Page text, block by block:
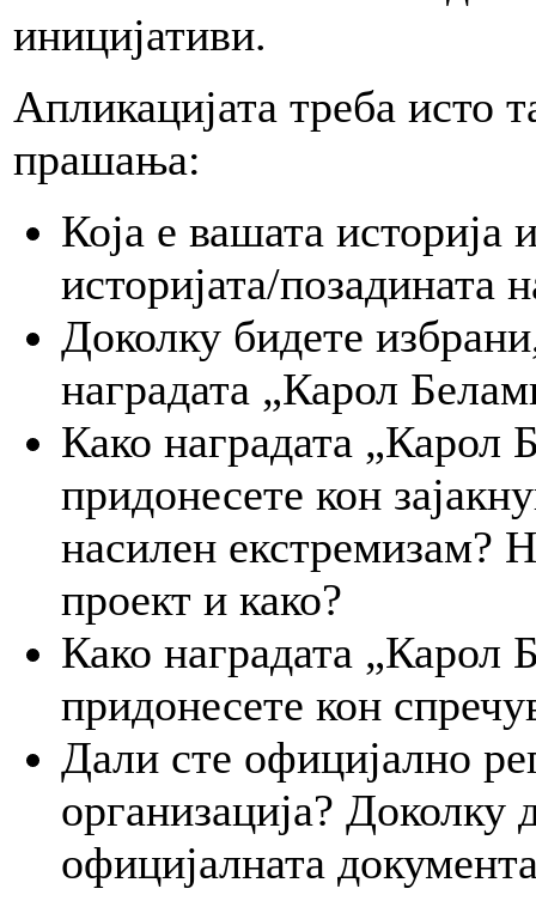
иницијативи.
Апликацијата треба исто
прашања:
Која е вашата историја
историјата/позадината
Доколку бидете
наградата „Карол
Како наградата „Карол
придонесете кон
насилен екстремизам?
проект и како?
Како наградата „Карол
придонесете кон
Дали сте официјално
организација? Доколку
официјалната